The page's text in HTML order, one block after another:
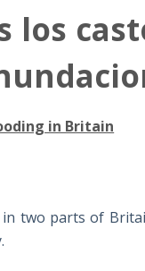
los
in Britain
two parts of